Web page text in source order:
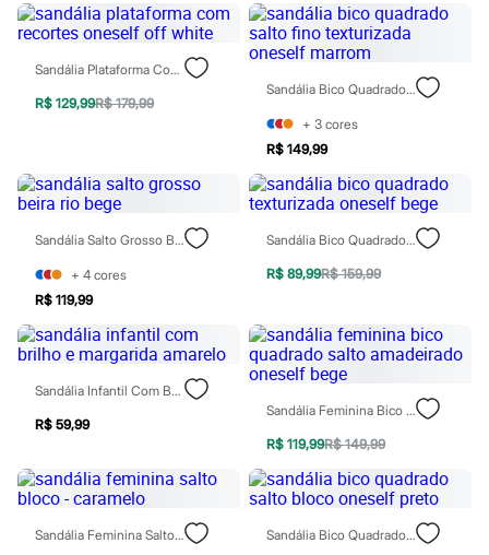
Calçados
Botas
Pantufas
Rasteirinhas
Sandálias
Marcas
Baby Club
Fifteen
Miss Fifteen
Palomino
Moda íntima
Calcinhas
Cuecas
Meias
Pijamas
Moda praia
Biquínis e Maiôs
Sungas
Bluey
Disney
Hello Kitty
Homem Aranha
Minecraft
Sandália Plataforma Com Recortes Oneself Off White
R$ 129,99R$ 179,99
Sandália Bico Quadrado Salto Fino Texturizada Oneself Marrom
+ 3 cores
R$ 149,99
Sandália Salto Grosso Beira Rio Bege
+ 4 cores
R$ 119,99
Sandália Bico Quadrado Texturizada Oneself Bege
R$ 89,99R$ 159,99
Sandália Infantil Com Brilho E Margarida Amarelo
R$ 59,99
Sandália Feminina Bico Quadrado Salto Amadeirado Oneself Bege
R$ 119,99R$ 149,99
Sandália Feminina Salto Bloco - Caramelo Sandália Bico Quadrado Salto Bloco Oneself Preto